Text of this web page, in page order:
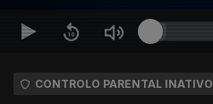
CONTROLO PARENTAL INATIVO